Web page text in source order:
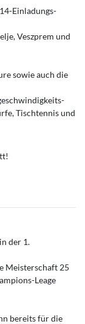
Einladungs-
Veszprem und
sowie auch die
Tischtennis und
der 1.
Meisterschaft 25
Leage
bereits für die